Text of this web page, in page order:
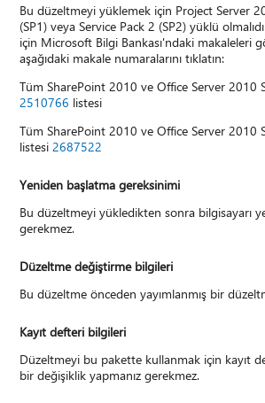
Bu düzeltmeyi yüklemek için Project Server
(SP1) veya Service Pack 2 (SP2) yüklü
için Microsoft Bilgi Bankası'ndaki makaleleri
aşağıdaki makale numaralarını tıklatın:
Tüm SharePoint 2010 ve Office Server 2010
2510766 listesi
Tüm SharePoint 2010 ve Office Server 2010
listesi2687522
Yeniden başlatma gereksinimi
Bu düzeltmeyi yükledikten sonra bilgisayarı
gerekmez.
Düzeltme değiştirme bilgileri
Bu düzeltme önceden yayımlanmış bir
Kayıt defteri bilgileri
Düzeltmeyi bu pakette kullanmak için kayıt
bir değişiklik yapmanız gerekmez.